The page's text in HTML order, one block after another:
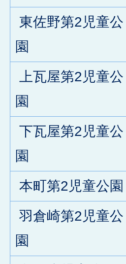
東佐野第2児童公
園
上瓦屋第2児童公
園
下瓦屋第2児童公
園
本町第2児童公園
羽倉崎第2児童公
園